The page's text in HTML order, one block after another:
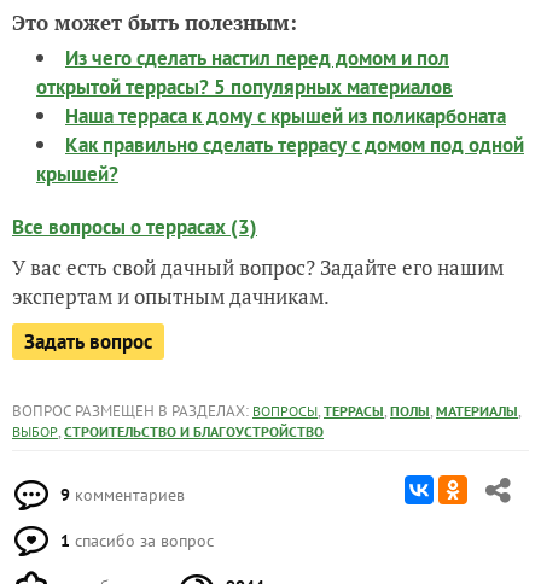
Это может быть полезным:
Из чего сделать настил перед домом и пол
открытой террасы? 5 популярных материалов
Наша терраса к дому с крышей из поликарбоната
Как правильно сделать террасу с домом под одной
крышей?
Все вопросы о террасах (3)
У вас есть свой дачный вопрос? Задайте его нашим
экспертам и опытным дачникам.
Задать вопрос
ВОПРОС РАЗМЕЩЕН В РАЗДЕЛАХ: ВОПРОСЫ, ТЕРРАСЫ, ПОЛЫ, МАТЕРИАЛЫ,
ВЫБОР, СТРОИТЕЛЬСТВО И БЛАГОУСТРОЙСТВО
9 комментариев
1 спасибо за вопрос